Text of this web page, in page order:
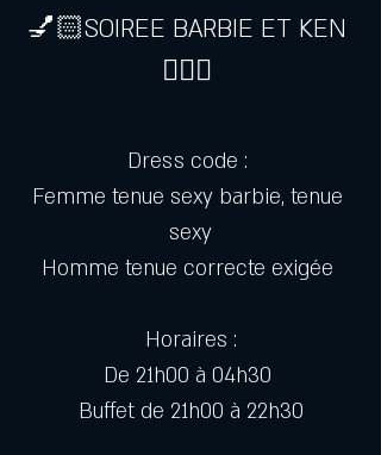
💅🏻SOIREE BARBIE ET KEN
👱🏻‍♂️
Dress code :
Femme tenue sexy barbie, tenue
sexy
Homme tenue correcte exigée
Horaires :
De 21h00 à 04h30
Buffet de 21h00 à 22h30